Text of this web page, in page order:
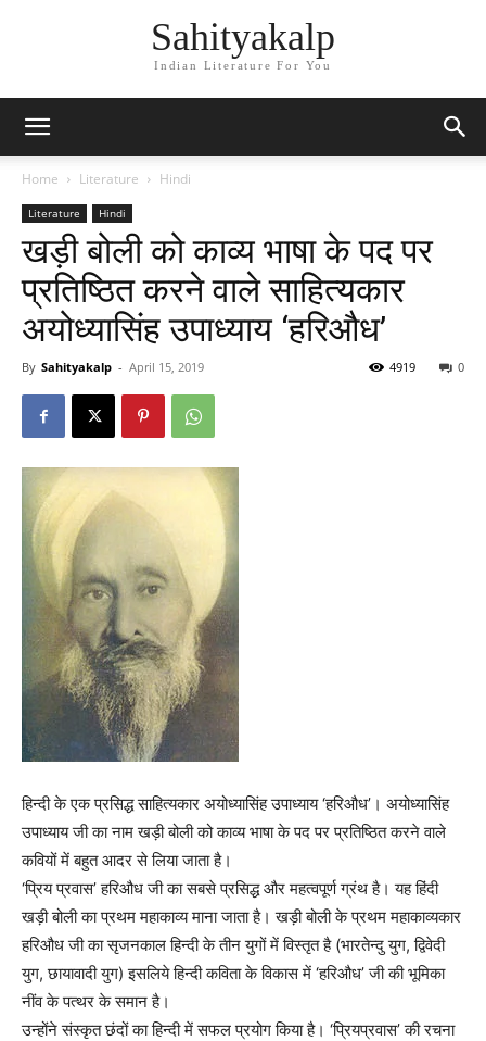
Sahityakalp
Indian Literature For You
Home Literature Hindi
Literature Hindi
खड़ी बोली को काव्य भाषा के पद पर
प्रतिष्ठित करने वाले साहित्यकार
अयोध्यासिंह उपाध्याय ‘हरिऔध’
By Sahityakalp - April 15, 2019 0
4919
हिन्दी के एक प्रसिद्ध साहित्यकार अयोध्यासिंह उपाध्याय ‘हरिऔध’। अयोध्यासिंह
उपाध्याय जी का नाम खड़ी बोली को काव्य भाषा के पद पर प्रतिष्ठित करने वाले
कवियों में बहुत आदर से लिया जाता है।
‘प्रिय प्रवास’ हरिऔध जी का सबसे प्रसिद्ध और महत्वपूर्ण ग्रंथ है। यह हिंदी
खड़ी बोली का प्रथम महाकाव्य माना जाता है। खड़ी बोली के प्रथम महाकाव्यकार
हरिऔध जी का सृजनकाल हिन्दी के तीन युगों में विस्तृत है (भारतेन्दु युग, द्विवेदी
युग, छायावादी युग) इसलिये हिन्दी कविता के विकास में ‘हरिऔध’ जी की भूमिका
नींव के पत्थर के समान है।
उन्होंने संस्कृत छंदों का हिन्दी में सफल प्रयोग किया है। ‘प्रियप्रवास’ की रचना